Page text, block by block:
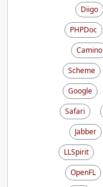
Diigo
PHPDoc
Camino
Scheme
Google
Safari
Jabber
LLSpirit
OpenFL